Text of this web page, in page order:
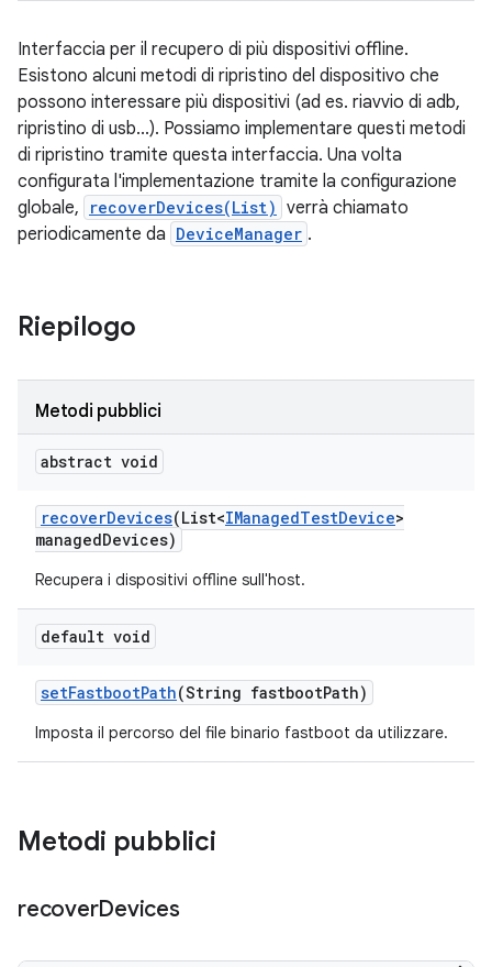
Interfaccia per il recupero di più dispositivi offline.
Esistono alcuni metodi di ripristino del dispositivo che
possono interessare più dispositivi (ad es. riavvio di adb,
ripristino di usb...). Possiamo implementare questi metodi
di ripristino tramite questa interfaccia. Una volta
configurata l'implementazione tramite la configurazione
globale,
recoverDevices(List) verrà chiamato
periodicamente da DeviceManager .
Riepilogo
Metodi pubblici
abstract void
recoverDevices(List<IManagedTestDevice>
managedDevices)
Recupera i dispositivi offline sull'host.
default void
setFastbootPath(String fastbootPath)
Imposta il percorso del file binario fastboot da utilizzare.
Metodi pubblici
recoverDevices